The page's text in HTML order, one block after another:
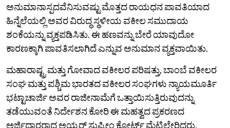
ಅನುಮಾನಾಸ್ಪದವೆನಿಸುವಷ್ಟು ಮೊತ್ತದ ರಾಯಧನ ಪಾವತಿಯಾದ
ಹಿನ್ನೆಲೆಯಲ್ಲಿ ಅವರ ವಿರುದ್ಧ ಸ್ಥಳೀಯ ವಕೀಲ ಸಮುದಾಯ
ಶಂಕೆಯನ್ನು ವ್ಯಕ್ತಪಡಿಸಿತು. ಈ ಹಣವನ್ನು ಬೇರೆ ಯಾವುದೋ
ಕಾರಣಕ್ಕಾಗಿ ಪಾವತಿಸಲಾಗಿದೆ ಎನ್ನುವ ಅನುಮಾನ ವ್ಯಕ್ತವಾಯಿತು.
ಮಹಾರಾಷ್ಟ್ರ ಮತ್ತು ಗೋವಾದ ವಕೀಲರ ಪರಿಷತ್ತು, ಬಾಂಬೆ ವಕೀಲರ
ಸಂಘ ​​ಮತ್ತು ಪಶ್ಚಿಮ ಭಾರತದ ವಕೀಲರ ಸಂಘಗಳು ನ್ಯಾಯಮೂರ್ತಿ
ಭಟ್ಟಾಚಾರ್ಜಿ ಅವರ ರಾಜೀನಾಮೆಗೆ ಒತ್ತಾಯಿಸುತ್ತಿರುವುದನ್ನು
ತಡೆಯುವಂತೆ ನಿರ್ದೇಶನ ಕೋರಿ ಈ ಮಹತ್ವದ ಪ್ರಕರಣದ
ಅರ್ಜಿದಾರರಾದ ಅಯ್ಯರ್ ಸುಪ್ರೀಂ ಕೋರ್ಟ್‌ ಮೆಟ್ಟಿಲೇರಿದ್ದರು.